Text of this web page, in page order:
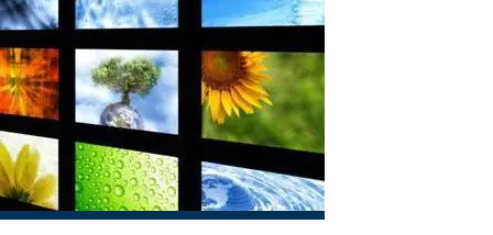
Africa